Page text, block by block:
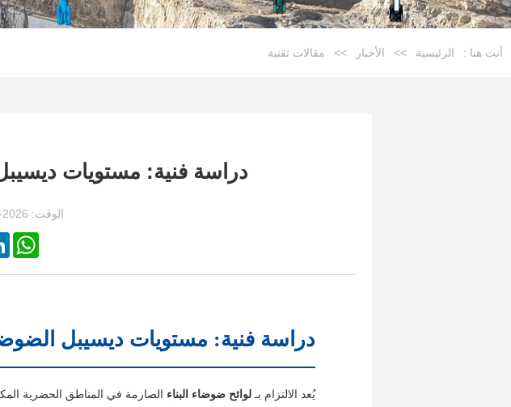
أنت هنا : الرئيسية >> الأخبار >> مقالات تقنية
دراسة فنية: مستويات
الوقت: 2026-04-20 المشاهدات: 310
دراسة فنية: مستويات ديسيبل
يُعد الالتزام بـ لوائح ضوضاء البناء الصارمة في المناطق الحضرية